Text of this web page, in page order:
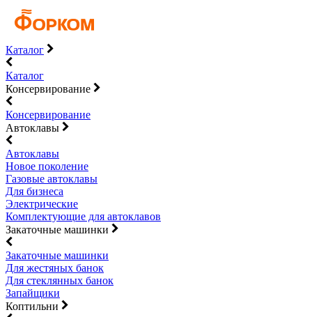
Каталог
Каталог
Консервирование
Консервирование
Автоклавы
Автоклавы
Новое поколение
Газовые автоклавы
Для бизнеса
Электрические
Комплектующие для автоклавов
Закаточные машинки
Закаточные машинки
Для жестяных банок
Для стеклянных банок
Запайщики
Коптильни